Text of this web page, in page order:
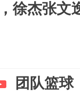
徐杰张文
团队篮球